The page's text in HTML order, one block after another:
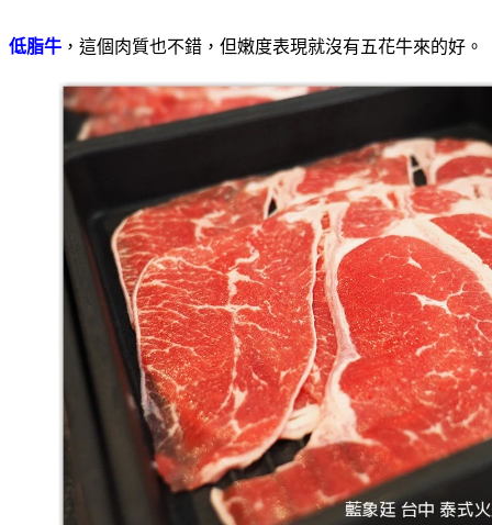
低脂牛 ，這個肉質也不錯，但嫩度表現就沒有五花牛來的好。